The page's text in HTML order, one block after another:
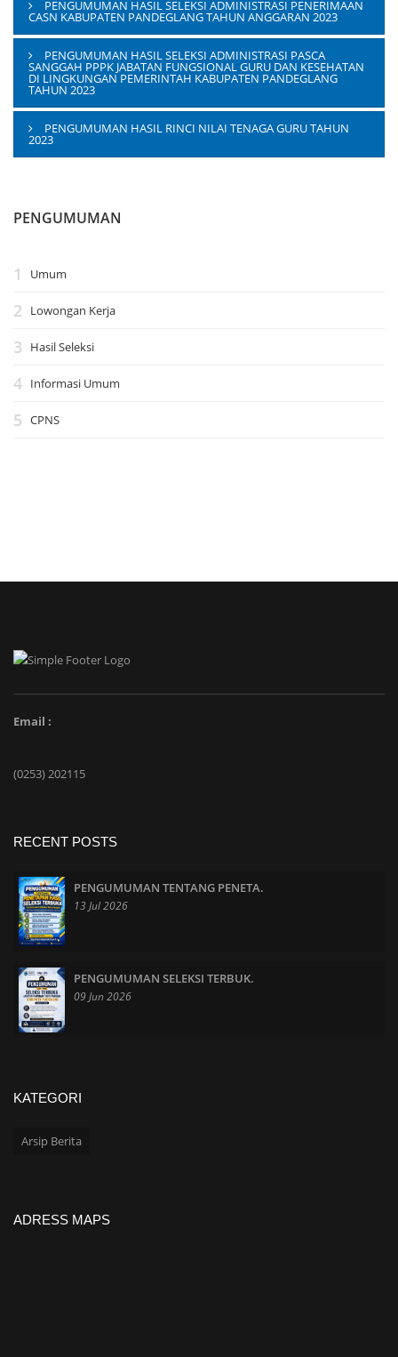
PENGUMUMAN HASIL SELEKSI ADMINISTRASI PENERIMAAN
CASN KABUPATEN PANDEGLANG TAHUN ANGGARAN 2023
PENGUMUMAN HASIL SELEKSI ADMINISTRASI PASCA
SANGGAH PPPK JABATAN FUNGSIONAL GURU DAN KESEHATAN
DI LINGKUNGAN PEMERINTAH KABUPATEN PANDEGLANG
TAHUN 2023
PENGUMUMAN HASIL RINCI NILAI TENAGA GURU TAHUN
2023
PENGUMUMAN
Umum
Lowongan Kerja
Hasil Seleksi
Informasi Umum
CPNS
Email :
(0253) 202115
RECENT POSTS
PENGUMUMAN TENTANG PENETA.
13 Jul 2026
PENGUMUMAN SELEKSI TERBUK.
09 Jun 2026
KATEGORI
Arsip Berita
ADRESS MAPS